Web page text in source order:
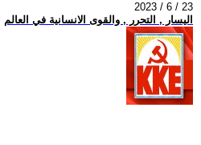
2023 / 6 / 23
اليسار , التحرر , والقوى الانسانية في العالم